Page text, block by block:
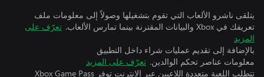
يتلقى ناشرو الألعاب التي تقوم بتشغيلها وصولاً إلى معلومات ملف
تعريفك في Xbox والبيانات المقترنة بينما تمارس الألعاب.
تعرّف على
المزيد
بالإضافة إلى تقديم عمليات شراء داخل التطبيق
معلومات عناصر تحكم الوالدين. تعرّف على المزيد
تتطلب اللعبة متعددة اللاعبين عبر الإنترنت توفر Xbox Game Pass